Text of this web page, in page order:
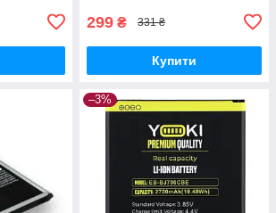
299 ₴ 331 ₴
Купити
–3%